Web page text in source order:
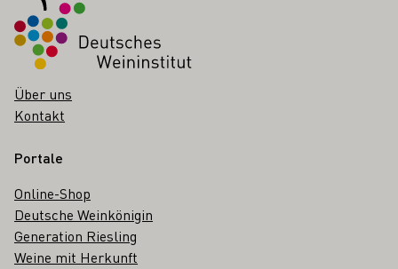
Über uns
Kontakt
Portale
Online-Shop
Deutsche Weinkönigin
Generation Riesling
Weine mit Herkunft